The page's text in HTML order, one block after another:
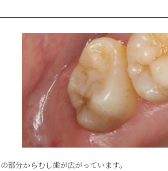
部分からむし歯が広がっています。